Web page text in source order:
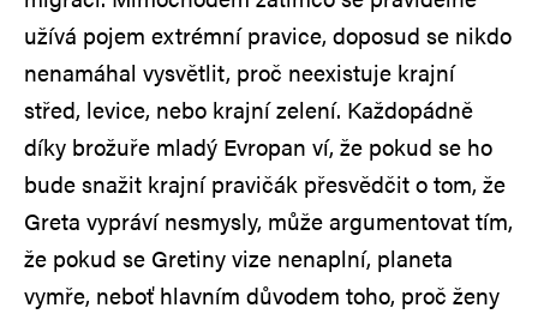
užívá pojem extrémní pravice, doposud se nikdo
nenamáhal vysvětlit, proč neexistuje krajní
střed, levice, nebo krajní zelení. Každopádně
díky brožuře mladý Evropan ví, že pokud se ho
bude snažit krajní pravičák přesvědčit o tom, že
Greta vypráví nesmysly, může argumentovat tím,
že pokud se Gretiny vize nenaplní, planeta
vymře, neboť hlavním důvodem toho, proč ženy